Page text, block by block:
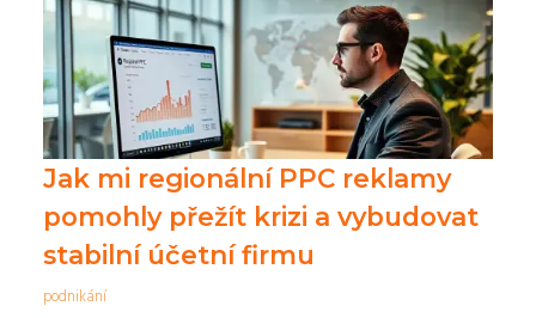
Jak mi regionální PPC reklamy
pomohly přežít krizi a vybudovat
stabilní účetní firmu
podnikání